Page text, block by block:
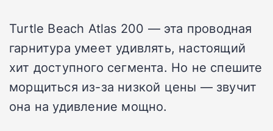
Turtle Beach Atlas 200 — эта проводная
гарнитура умеет удивлять, настоящий
хит доступного сегмента. Но не спешите
морщиться из-за низкой цены — звучит
она на удивление мощно.